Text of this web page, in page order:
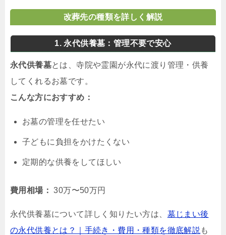
改葬先の種類を詳しく解説
1. 永代供養墓：管理不要で安心
永代供養墓とは、寺院や霊園が永代に渡り管理・供養
してくれるお墓です。
こんな方におすすめ：
お墓の管理を任せたい
子どもに負担をかけたくない
定期的な供養をしてほしい
費用相場： 30万〜50万円
永代供養墓について詳しく知りたい方は、 墓じまい後
の永代供養とは？｜手続き・費用・種類を徹底解説 も